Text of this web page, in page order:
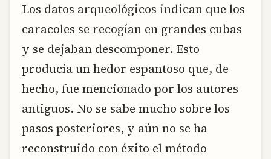
Los datos arqueológicos indican que los
caracoles se recogían en grandes cubas
y se dejaban descomponer. Esto
producía un hedor espantoso que, de
hecho, fue mencionado por los autores
antiguos. No se sabe mucho sobre los
pasos posteriores, y aún no se ha
reconstruido con éxito el método